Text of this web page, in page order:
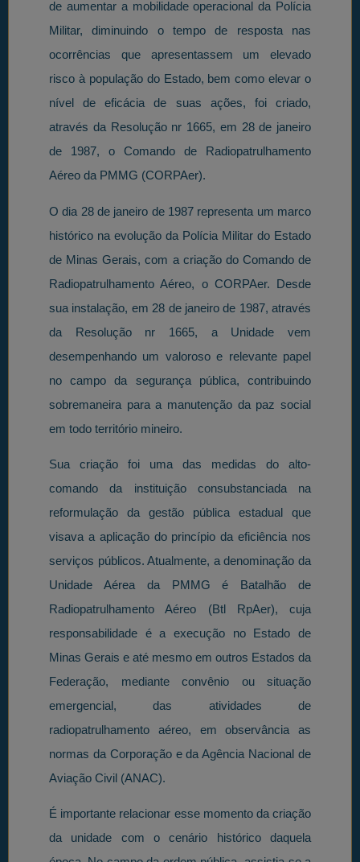
de aumentar a mobilidade operacional da Polícia
Militar, diminuindo o tempo de resposta nas
ocorrências que apresentassem um elevado
risco à população do Estado, bem como elevar o
nível de eficácia de suas ações, foi criado,
através da Resolução nr 1665, em 28 de janeiro
de 1987, o Comando de Radiopatrulhamento
Aéreo da PMMG (CORPAer).
O dia 28 de janeiro de 1987 representa um marco
histórico na evolução da Polícia Militar do Estado
de Minas Gerais, com a criação do Comando de
Radiopatrulhamento Aéreo, o CORPAer. Desde
sua instalação, em 28 de janeiro de 1987, através
da Resolução nr 1665, a Unidade vem
desempenhando um valoroso e relevante papel
no campo da segurança pública, contribuindo
sobremaneira para a manutenção da paz social
em todo território mineiro.
Sua criação foi uma das medidas do alto-
comando da instituição consubstanciada na
reformulação da gestão pública estadual que
visava a aplicação do princípio da eficiência nos
serviços públicos. Atualmente, a denominação da
Unidade Aérea da PMMG é Batalhão de
Radiopatrulhamento Aéreo (Btl RpAer), cuja
responsabilidade é a execução no Estado de
Minas Gerais e até mesmo em outros Estados da
Federação, mediante convênio ou situação
emergencial, das atividades de
radiopatrulhamento aéreo, em observância as
normas da Corporação e da Agência Nacional de
Aviação Civil (ANAC).
É importante relacionar esse momento da criação
da unidade com o cenário histórico daquela